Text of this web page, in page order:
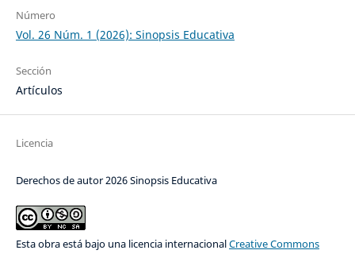
Número
Vol. 26 Núm. 1 (2026): Sinopsis Educativa
Sección
Artículos
Licencia
Derechos de autor 2026 Sinopsis Educativa
Esta obra está bajo una licencia internacionalCreative Commons